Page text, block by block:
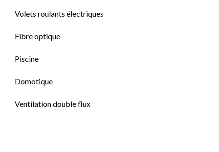
Volets roulants électriques
Fibre optique
Piscine
Domotique
Ventilation double flux